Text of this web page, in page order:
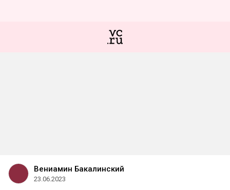
Вениамин Бакалинский
23.06.2023